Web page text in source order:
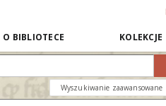
O BIBLIOTECE KOLEKCJE
Wyszukiwanie zaawansowane